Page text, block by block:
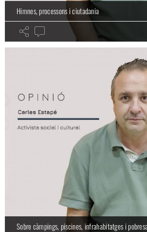
Himnes, processons i ciutadania
Sobre càmpings, piscines, infrahabitatges i